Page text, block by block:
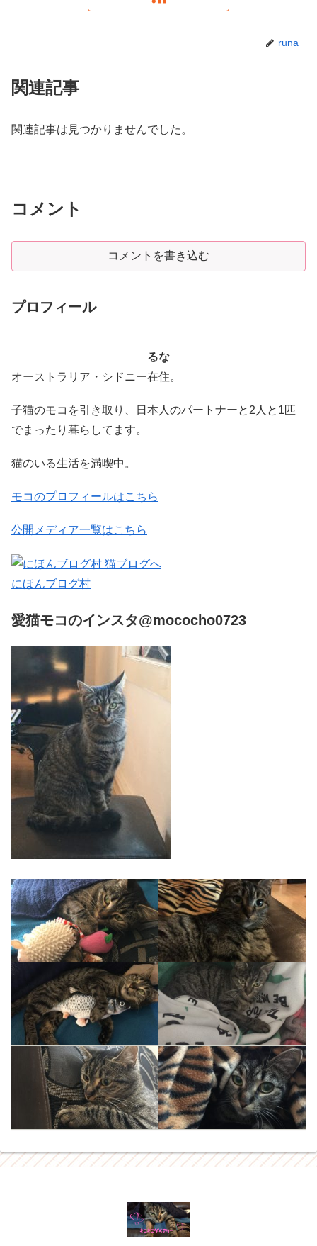
runa
関連記事
関連記事は見つかりませんでした。
コメント
コメントを書き込む
プロフィール
るな
オーストラリア・シドニー在住。
子猫のモコを引き取り、日本人のパートナーと2人と1匹
でまったり暮らしてます。
猫のいる生活を満喫中。
モコのプロフィールはこちら
公開メディア一覧はこちら
にほんブログ村
愛猫モコのインスタ@mococho0723